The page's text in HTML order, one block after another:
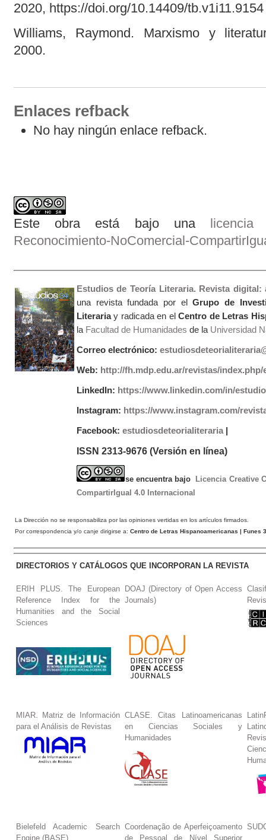
2020, https://doi.org/10.14409/tb.v1i11.9154
Williams, Raymond. Marxismo y
2000.
Enlaces refback
No hay ningún enlace refback.
Este obra está bajo una licencia
Reconocimiento-NoComercial-
Estudios de Teoría Literaria. Revista
una revista fundada por elGrupo de
Literariay radicada en elCentro de Letras
la Facultad de Humanidades de laUniversidad
Correo electrónico:
Web: http://fh.mdp.edu.ar/revistas/index.php/
LinkedIn: https://www.linkedin.com/in/
Instagram: https://www.instagram.com/
Facebook: estudiosdeteorialiteraria|
ISSN 2313-9676 (Versión en línea)
se encuentra bajo Licencia Creative
CompartirIgual 4.0 Internacional
La Dirección no se responsabiliza por las opiniones vertidas en los artículos firmados.
Por correspondencia y/o canje dirigirse a: Centro de Letras Hispanoamericanas | Funes
DIRECTORIOS Y CATÁLOGOS QUE INCORPORAN LA REVISTA
ERIH PLUS. The European
Reference Index for the
Humanities and the Social
Sciences
DOAJ (Directory of Open Access
Journals)
MIAR. Matriz de Información
para el Análisis de Revistas
CLASE. Citas Latinoamericanas
en Ciencias Sociales y
Humanidades
Bielefeld Academic Search
Engine (BASE)
Coordenação de Aperfeiçoamento
de Pessoal de Nível Superior